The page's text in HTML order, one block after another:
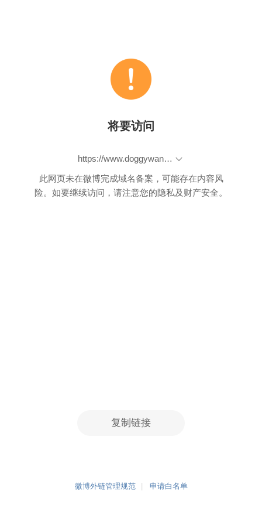
将要访问
https://www.doggywants.com.tw/?utm_source=tryit_201805
此网页未在微博完成域名备案，可能存在内容风
险。如要继续访问，请注意您的隐私及财产安全。
复制链接
微博外链管理规范 申请白名单